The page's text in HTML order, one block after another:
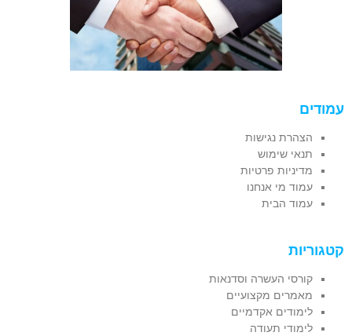
עמודים
הצהרת נגישות
תנאי שימוש
מדיניות פרטיות
עמוד מי אנחנו
עמוד הבית
קטגוריות
קורסי העשרה וסדנאות
מאמרים מקצועיים
לימודים אקדמיים
לימודי תעודה